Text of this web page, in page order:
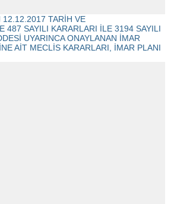
12.12.2017 TARİH VE
487 SAYILI KARARLARI İLE 3194 SAYILI
UYARINCA ONAYLANAN İMAR
AİT MECLİS KARARLARI, İMAR PLANI